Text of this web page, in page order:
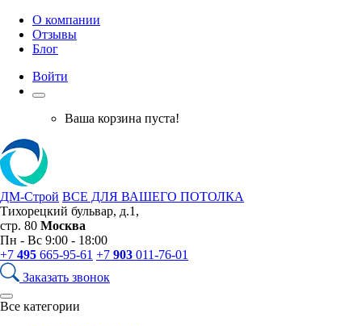
О компании
Отзывы
Блог
Войти
Ваша корзина пуста!
ДМ-Строй ВСЕ ДЛЯ ВАШЕГО ПОТОЛКА
Тихорецкий бульвар, д.1,
стр. 80 Москва
Пн - Вс 9:00 - 18:00
+7 495 665-95-61 +7 903 011-76-01
Заказать звонок
Все категории